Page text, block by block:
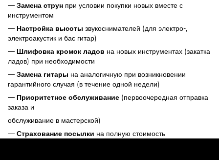
— Замена струн при условии покупки новых вместе с
инструментом
— Настройка высоты звукоснимателей (для электро-,
электроакустик и бас гитар)
— Шлифовка кромок ладов на новых инструментах (закатка
ладов) при необходимости
— Замена гитары на аналогичную при возникновении
гарантийного случая (в течение одной недели)
— Приоритетное обслуживание (первоочередная отправка
заказа и
обслуживание в мастерской)
— Страхование посылки на полную стоимость